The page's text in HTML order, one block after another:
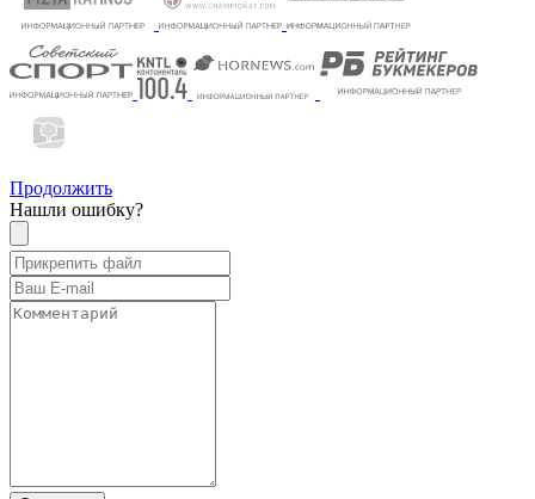
Продолжить
Нашли ошибку?